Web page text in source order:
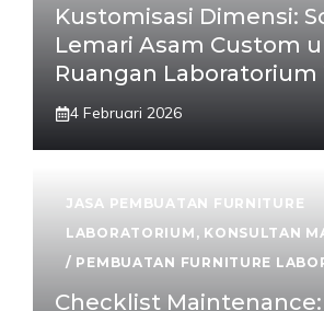
Kustomisasi Dimensi:
Lemari Asam Custom
Ruangan Laboratorium
4 Februari 2026
JASA PEMBUATAN FURNITURE
LABORATORIUM , KONSULTAN
/ PEMBUATAN FURNITURE
Checklist Maintenance: